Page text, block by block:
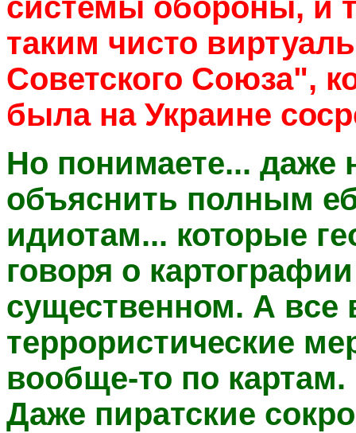
системы обороны, и
таким чисто
Советского Союза",
была на Украине
Но понимаете... даже
объяснить полным
идиотам... которые
говоря о
существенном. А все
террористические
вообще-то по картам.
Даже пиратские